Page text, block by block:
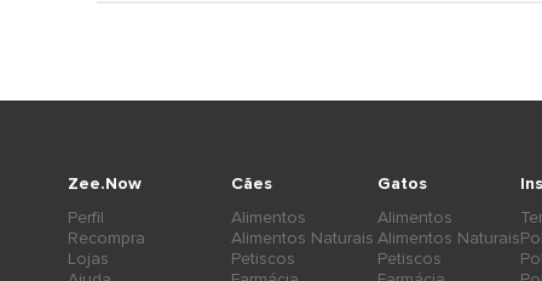
Cães
Alimentos
Alimentos Naturais
Petiscos
Gatos
Alimentos
Alimentos Naturais
Petiscos
Zee.Now
Perfil
Recompra
Lojas